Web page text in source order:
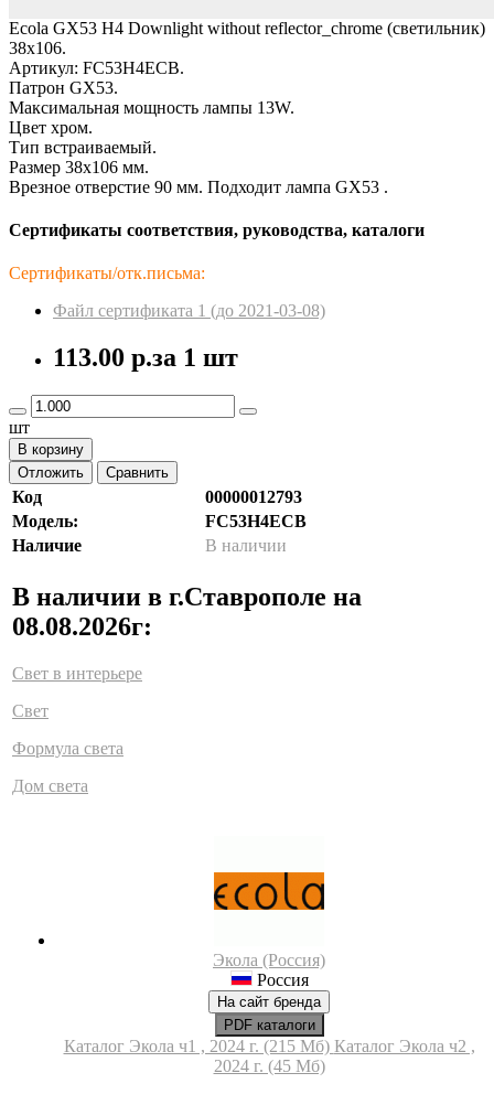
Ecola GX53 H4 Downlight without reflector_chrome (светильник)
38x106.
Артикул: FC53H4ECB.
Патрон GX53.
Максимальная мощность лампы 13W.
Цвет хром.
Тип встраиваемый.
Размер 38x106 мм.
Врезное отверстие 90 мм. Подходит лампа GX53 .
Сертификаты соответствия, руководства, каталоги
Сертификаты/отк.письма:
Файл сертификата 1 (до 2021-03-08)
113.00 р.за 1 шт
шт
В корзину
Отложить
Сравнить
Код
00000012793
Модель:
FC53H4ECB
Наличие
В наличии
В наличии в г.Ставрополе на
08.08.2026г:
Свет в интерьере
Свет
Формула света
Дом света
Экола (Россия)
Россия
На сайт бренда
PDF каталоги
Каталог Экола ч1 , 2024 г. (215 Мб) Каталог Экола ч2 ,
2024 г. (45 Мб)